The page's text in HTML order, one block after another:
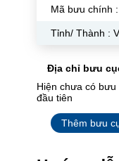
Mã bưu chính :
Tỉnh/ Thành :
Địa chỉ bưu
Hiện chưa có
đầu tiên
Thêm bưu